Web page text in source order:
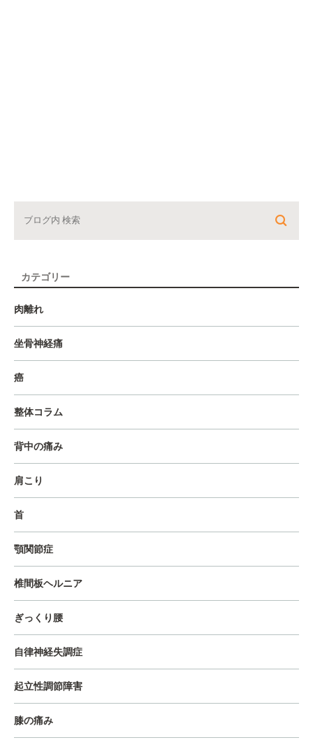
カテゴリー
肉離れ
坐骨神経痛
癌
整体コラム
背中の痛み
肩こり
首
顎関節症
椎間板ヘルニア
ぎっくり腰
自律神経失調症
起立性調節障害
膝の痛み